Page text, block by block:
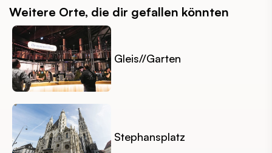
Weitere Orte, die dir gefallen könnten
Gleis//Garten
Stephansplatz